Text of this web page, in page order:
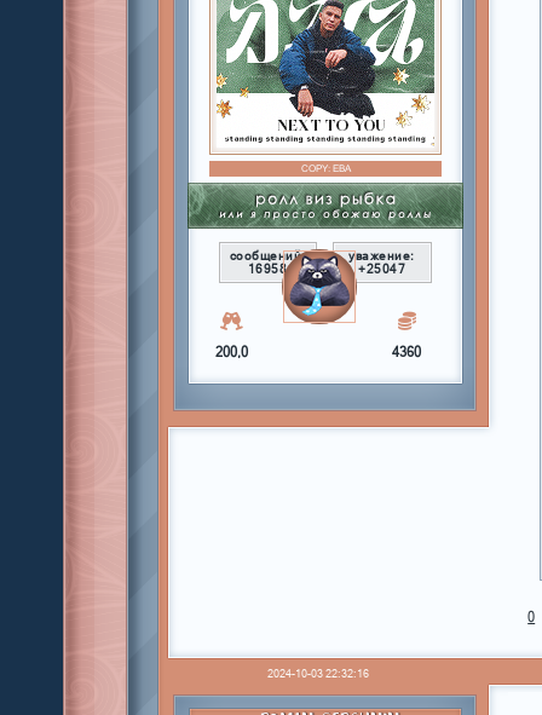
COPY:ЕВА
сообщений:
16958
уважение:
+25047
200,0 4360
0
2024-10-03 22:32:16